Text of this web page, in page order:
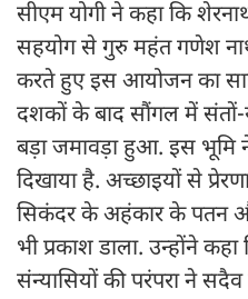
सीएम योगी ने कहा कि
सहयोग से गुरु महंत गणेश
करते हुए इस आयोजन का
दशकों के बाद सौंगल में संतों-
बड़ा जमावड़ा हुआ. इस भूमि
दिखाया है. अच्छाइयों से
सिकंदर के अहंकार के पतन
भी प्रकाश डाला. उन्होंने
संन्यासियों की परंपरा ने सदैव